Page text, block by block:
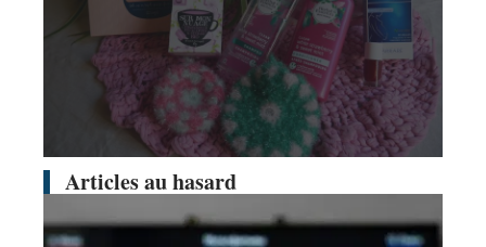
Articles au hasard